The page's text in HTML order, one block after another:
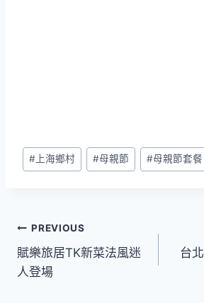
Post
Tags:
# 上海鄉村 #母親節 #母親節套餐
文
章
PREVIOUS
賦樂旅居TK新菜法風迷
人登場
台